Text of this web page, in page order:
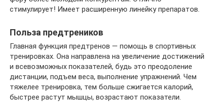
стимулирует! Имеет расширенную линейку препаратов.
Польза предтреников
Главная функция предтренов — помощь в спортивных
тренировках. Она направлена на увеличение достижений
и всевозможных показателей, будь это преодоление
дистанции, подъем веса, выполнение упражнений. Чем
тяжелее тренировка, тем больше сжигается калорий,
быстрее растут мышцы, возрастают показатели.